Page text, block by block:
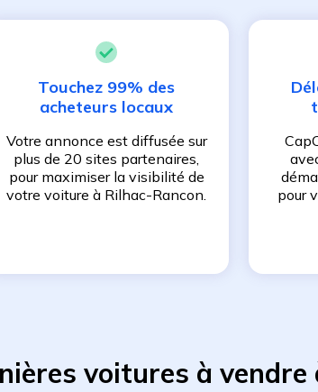
Touchez 99% des
acheteurs locaux
Votre annonce est diffusée sur
plus de 20 sites partenaires,
pour maximiser la visibilité de
votre voiture à Rilhac-Rancon.
pour
voitures à vendre